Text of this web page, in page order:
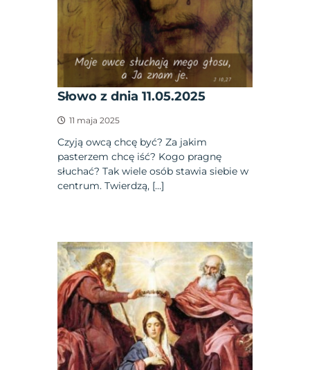
Słowo z dnia 11.05.2025
11 maja 2025
Czyją owcą chcę być? Za jakim
pasterzem chcę iść? Kogo pragnę
słuchać? Tak wiele osób stawia siebie w
centrum. Twierdzą, […]